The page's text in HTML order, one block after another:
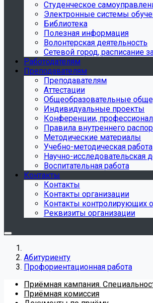
Студенческое
Электронные системы
Библиотека
Полезная информация
Волонтерская деятельность
Сетевой город, расписание
Работодателям
Преподавателям
Преподавателям
Аттестации
Общеобразовательные
Индивидуальные проекты
Конференции,
Правила внутреннего
Методические материалы
Учебно-методическая работа
Научно-исследовательская
Воспитательная работа
Контакты
Контакты
Контакты организации
Контакты контролирующих
Реквизиты организации
Абитуриенту
Профориентационная работа
Приёмная кампания.
Приёмная комиссия